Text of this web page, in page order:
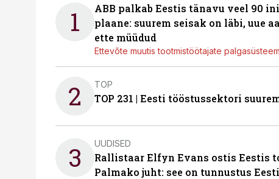
1
ABB palkab Eestis tänavu veel 90
plaane: suurem seisak on läbi, uue
ette müüdud
Ettevõte muutis tootmistöötajate
2 TOP
TOP 231 | Eesti tööstussektori
3 UUDISED
Rallistaar Elfyn Evans ostis Eestis
Palmako juht: see on tunnustus